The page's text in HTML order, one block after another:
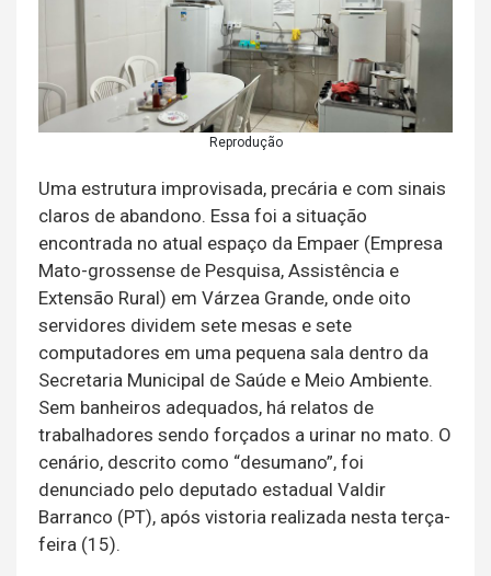
Reprodução
Uma estrutura improvisada, precária e com sinais
claros de abandono. Essa foi a situação
encontrada no atual espaço da Empaer (Empresa
Mato-grossense de Pesquisa, Assistência e
Extensão Rural) em Várzea Grande, onde oito
servidores dividem sete mesas e sete
computadores em uma pequena sala dentro da
Secretaria Municipal de Saúde e Meio Ambiente.
Sem banheiros adequados, há relatos de
trabalhadores sendo forçados a urinar no mato. O
cenário, descrito como “desumano”, foi
denunciado pelo deputado estadual Valdir
Barranco (PT), após vistoria realizada nesta terça-
feira (15).